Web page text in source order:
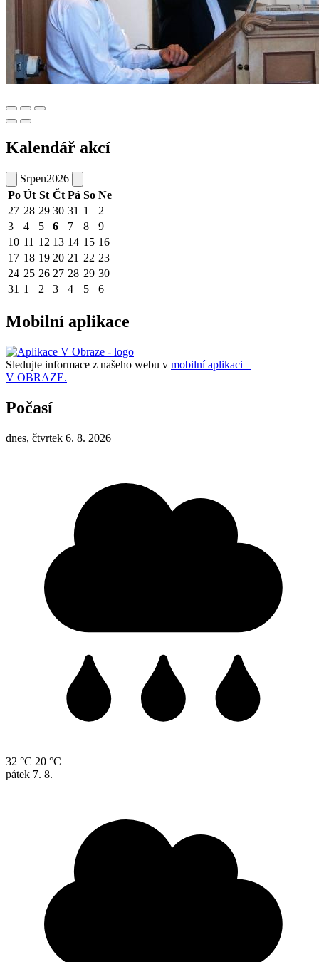
Kalendář akcí
Srpen2026
Po Út St Čt Pá So Ne
27 28 29 30 31 1
2
3
4 5 6 7 8
9
10 11 12 13 14 15 16
17 18 19 20 21 22 23
24 25 26 27 28 29 30
31 1 2 3 4 5 6
Mobilní aplikace
Sledujte informace z našeho webu v mobilní aplikaci –
V OBRAZE.
Počasí
dnes, čtvrtek 6. 8. 2026
32 °C 20 °C
pátek 7. 8.